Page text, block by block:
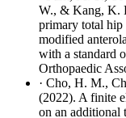
W., & Kang, K.
primary total hip
modified
with a standard
Orthopaedic
· Cho, H. M.,
(2022). A finite
on an additional